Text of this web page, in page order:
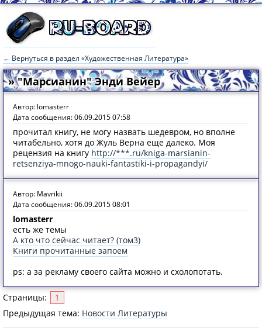
← Вернуться в раздел «Художественная Литература»
» "Марсианин" Энди Вейер
Автор: lomasterr
Дата сообщения: 06.09.2015 07:58
прочитал книгу, не могу назвать шедевром, но вполне
читабельно, хотя до Жуль Верна еще далеко. Моя
рецензия на книгу http://***.ru/kniga-marsianin-
retsenziya-mnogo-nauki-fantastiki-i-propagandyi/
Автор: Mavrikii
Дата сообщения: 06.09.2015 08:01
lomasterr
есть же темы
А кто что сейчас читает? (том3)
Книги прочитанные запоем
ps: а за рекламу своего сайта можно и схолопотать.
Страницы:
1
Предыдущая тема: Новости Литературы